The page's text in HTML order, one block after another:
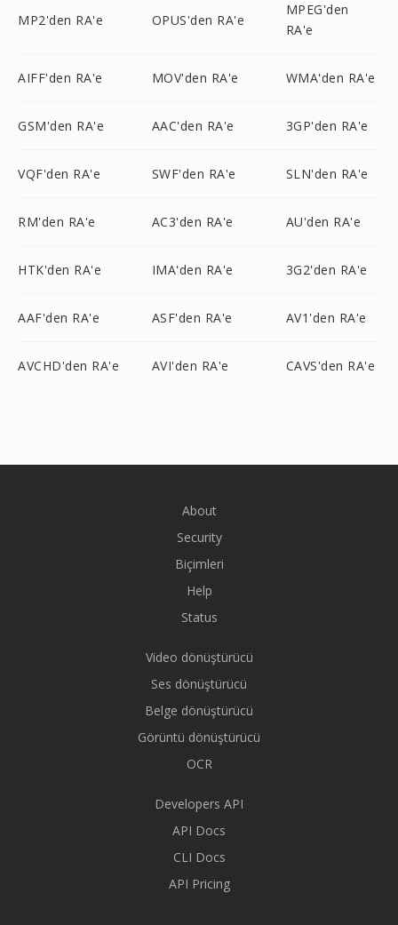
MP2'den RA'e OPUS'den RA'e
MPEG'den
RA'e
AIFF'den RA'e MOV'den RA'e WMA'den RA'e
GSM'den RA'e AAC'den RA'e 3GP'den RA'e
VQF'den RA'e SWF'den RA'e SLN'den RA'e
RM'den RA'e AC3'den RA'e AU'den RA'e
HTK'den RA'e IMA'den RA'e 3G2'den RA'e
AAF'den RA'e ASF'den RA'e AV1'den RA'e
AVCHD'den RA'e AVI'den RA'e CAVS'den RA'e
About
Security
Biçimleri
Help
Status
Video dönüştürücü
Ses dönüştürücü
Belge dönüştürücü
Görüntü dönüştürücü
OCR
Developers API
API Docs
CLI Docs
API Pricing